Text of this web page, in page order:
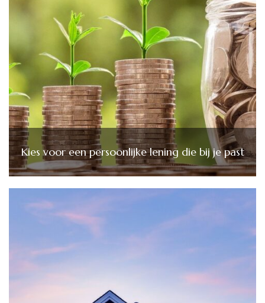
Kies voor een persoonlijke lening die bij je past